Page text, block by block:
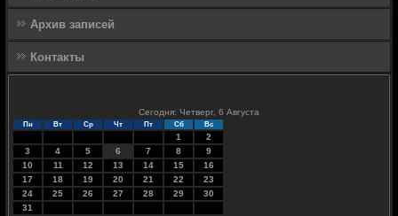
Архив записей
Контакты
Сегодня: Четверг, 6 Августа
Пн Вт Ср Чт Пт Сб Вс
1
2
3
4 5 6 7 8
9
10
11 12 13 14 15
16
17
18 19 20 21 22
23
24
25 26 27 28 29
30
31